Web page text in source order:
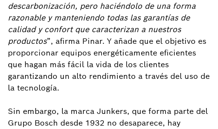
descarbonización, pero haciéndolo de una forma
razonable y manteniendo todas las garantías de
calidad y confort que caracterizan a nuestros
productos”, afirma Pinar. Y añade que el objetivo es
proporcionar equipos energéticamente eficientes
que hagan más fácil la vida de los clientes
garantizando un alto rendimiento a través del uso de
la tecnología.
Sin embargo, la marca Junkers, que forma parte del
Grupo Bosch desde 1932 no desaparece, hay